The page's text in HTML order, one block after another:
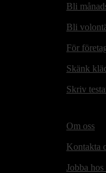
Bli
Bli
För
Skänk
Skriv
Om oss
Kontakta
Jobba hos